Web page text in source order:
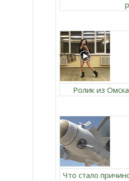
Ролик из
Что стало